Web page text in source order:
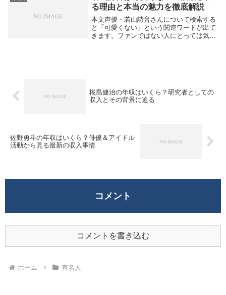
とな...
る理由と本当の魅力を徹底解説
本文声優・若山詩音さんについて検索する
と「可愛くない」という関連ワードが出て
きます。ファンではない人にとっては気に
椛島健治の年収はいくら？研究者としての
収入とその背景に迫る
佐野勇斗の年収はいくら？俳優＆アイドル
活動から見る最新の収入事情
コメント
コメントを書き込む
ホーム 有名人